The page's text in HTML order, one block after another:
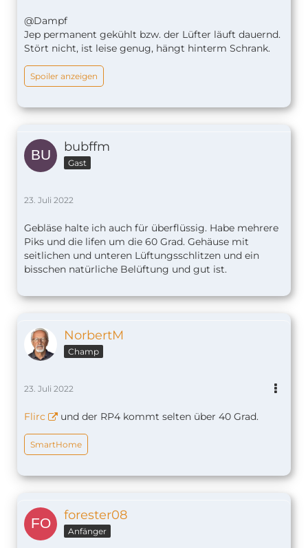
@Dampf
Jep permanent gekühlt bzw. der Lüfter läuft dauernd.
Stört nicht, ist leise genug, hängt hinterm Schrank.
Spoiler anzeigen
bubffm
Gast
23. Juli 2022
Gebläse halte ich auch für überflüssig. Habe mehrere
Piks und die lifen um die 60 Grad. Gehäuse mit
seitlichen und unteren Lüftungsschlitzen und ein
bisschen natürliche Belüftung und gut ist.
NorbertM
Champ
23. Juli 2022
Flirc und der RP4 kommt selten über 40 Grad.
SmartHome
forester08
Anfänger